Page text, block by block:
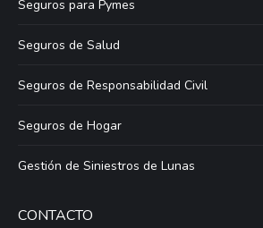
Seguros para Pymes
Seguros de Salud
Seguros de Responsabilidad Civil
Seguros de Hogar
Gestión de Siniestros de Lunas
CONTACTO